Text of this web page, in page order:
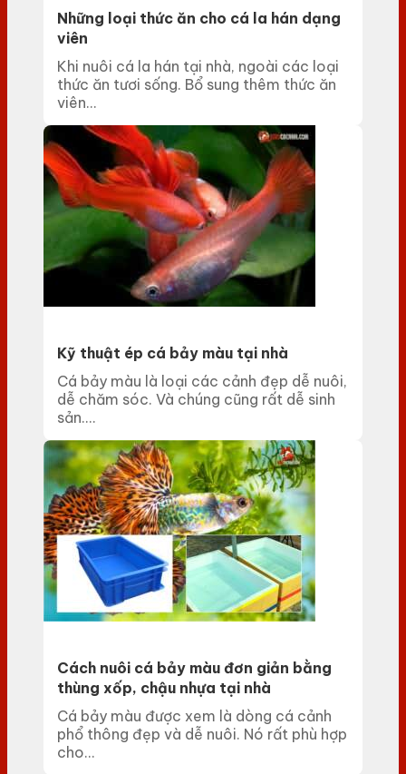
Những loại thức ăn cho cá la hán dạng
viên
Khi nuôi cá la hán tại nhà, ngoài các loại
thức ăn tươi sống. Bổ sung thêm thức ăn
viên...
Kỹ thuật ép cá bảy màu tại nhà
Cá bảy màu là loại các cảnh đẹp dễ nuôi,
dễ chăm sóc. Và chúng cũng rất dễ sinh
sản....
Cách nuôi cá bảy màu đơn giản bằng
thùng xốp, chậu nhựa tại nhà
Cá bảy màu được xem là dòng cá cảnh
phổ thông đẹp và dễ nuôi. Nó rất phù hợp
cho...